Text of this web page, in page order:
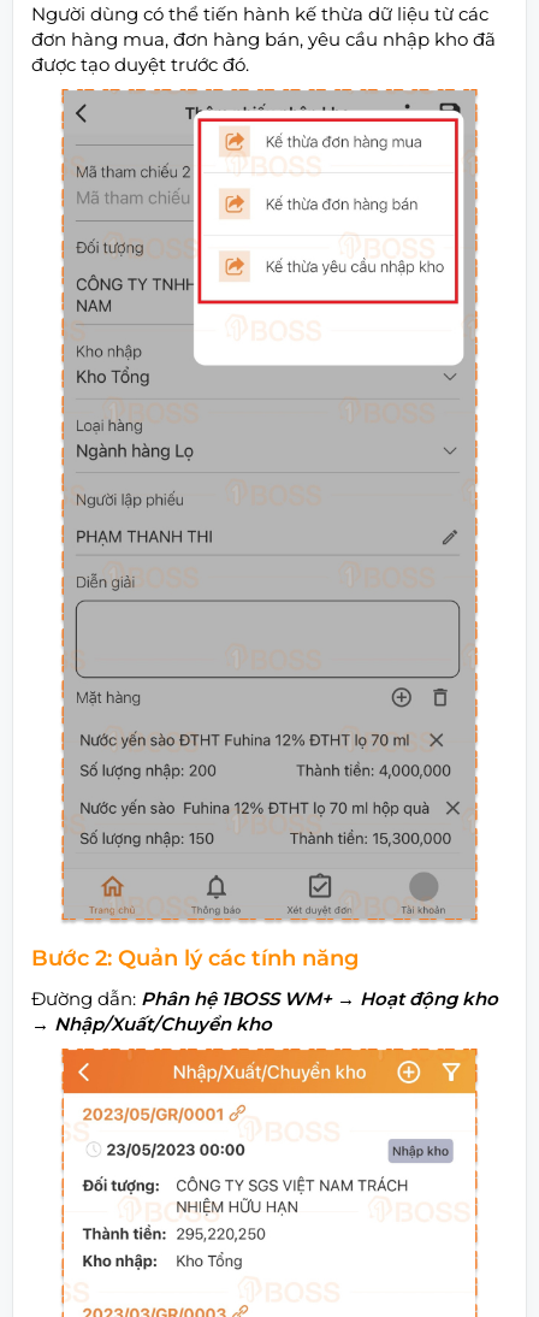
Người dùng có thể tiến hành kế thừa dữ liệu từ các
đơn hàng mua, đơn hàng bán, yêu cầu nhập kho đã
được tạo duyệt trước đó.
Bước 2: Quản lý các tính năng
Đường dẫn: Phân hệ 1BOSS WM+→ Hoạt động kho
→ Nhập/Xuất/Chuyển kho